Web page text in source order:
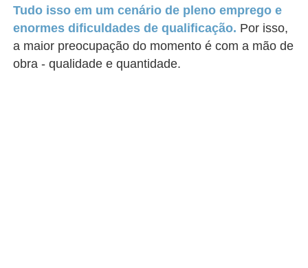
Tudo isso em um cenário de pleno emprego e
enormes dificuldades de qualificação. Por isso,
a maior preocupação do momento é com a mão de
obra - qualidade e quantidade.